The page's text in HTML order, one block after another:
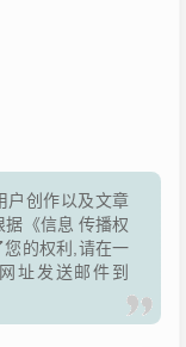
户创作以及文章
据《信息 传播权
的权利,请在一
址发送邮件到